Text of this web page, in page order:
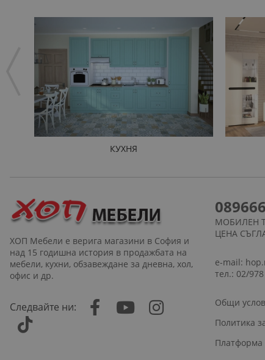
КУХНЯ
ХОП Мебели е верига магазини в София и
над 15 годишна история в продажбата на
мебели, кухни, обзавеждане за дневна, хол,
офис и др.
Следвайте ни:
МОБИЛЕН
ЦЕНА
e-mail:
тел.: 02/
Общи
Политика
Платформа